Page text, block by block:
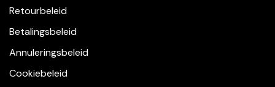
Retourbeleid
Betalingsbeleid
Annuleringsbeleid
Cookiebeleid